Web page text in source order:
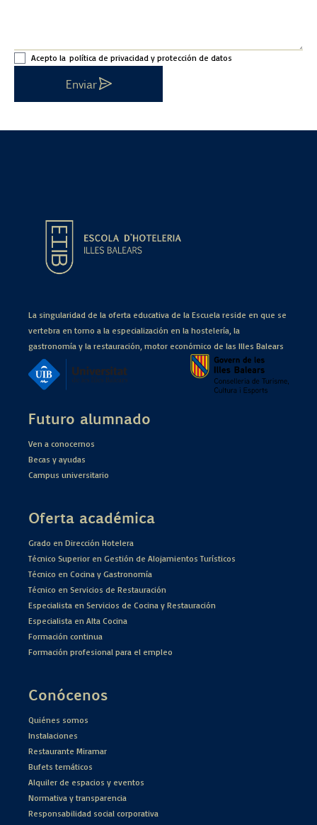
Acepto la política de privacidad y protección de datos
Enviar
La singularidad de la oferta educativa de la Escuela reside en que se
vertebra en torno a la especialización en la hostelería, la
gastronomía y la restauración, motor económico de las Illes Balears
Futuro alumnado
Ven a conocernos
Becas y ayudas
Campus universitario
Oferta académica
Grado en Dirección Hotelera
Técnico Superior en Gestión de Alojamientos Turísticos
Técnico en Cocina y Gastronomía
Técnico en Servicios de Restauración
Especialista en Servicios de Cocina y Restauración
Especialista en Alta Cocina
Formación continua
Formación profesional para el empleo
Conócenos
Quiénes somos
Instalaciones
Restaurante Miramar
Bufets temáticos
Alquiler de espacios y eventos
Normativa y transparencia
Responsabilidad social corporativa